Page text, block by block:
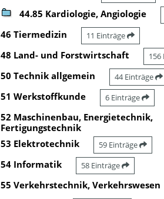
44.85 Kardiologie, Angiologie
46 Tiermedizin 11 Einträge
48 Land- und Forstwirtschaft 156
50 Technik allgemein 44 Einträge
51 Werkstoffkunde 6 Einträge
52 Maschinenbau, Energietechnik,
Fertigungstechnik
53 Elektrotechnik 59 Einträge
54 Informatik 58 Einträge
55 Verkehrstechnik, Verkehrswesen